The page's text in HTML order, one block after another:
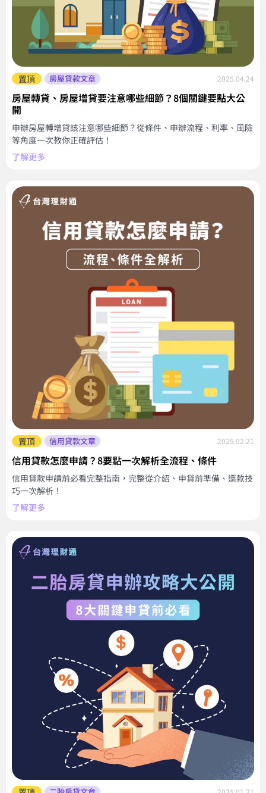
置頂 房屋貸款文章 2025.04.24
房屋轉貸、房屋增貸要注意哪些細節？8個關鍵要點大公
開
申辦房屋轉增貸該注意哪些細節？從條件、申辦流程、利率、風險
等角度一次教你正確評估！
了解更多
置頂 信用貸款文章 2025.02.21
信用貸款怎麼申請？8要點一次解析全流程、條件
信用貸款申請前必看完整指南，完整從介紹、申貸前準備、還款技
巧一次解析！
了解更多